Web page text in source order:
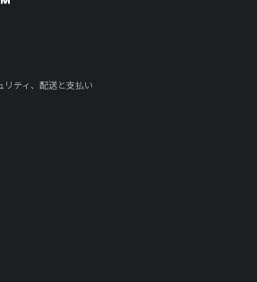
ティ、配送と支払い